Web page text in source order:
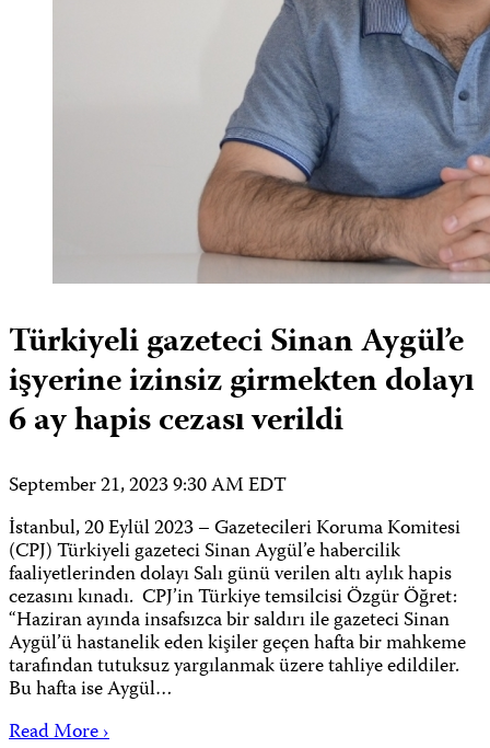
Türkiyeli gazeteci Sinan Aygül’e
işyerine izinsiz girmekten dolayı
6 ay hapis cezası verildi
September 21, 2023 9:30 AM EDT
İstanbul, 20 Eylül 2023 – Gazetecileri Koruma Komitesi
(CPJ) Türkiyeli gazeteci Sinan Aygül’e habercilik
faaliyetlerinden dolayı Salı günü verilen altı aylık hapis
cezasını kınadı. CPJ’in Türkiye temsilcisi Özgür Öğret:
“Haziran ayında insafsızca bir saldırı ile gazeteci Sinan
Aygül’ü hastanelik eden kişiler geçen hafta bir mahkeme
tarafından tutuksuz yargılanmak üzere tahliye edildiler.
Bu hafta ise Aygül…
Read More ›